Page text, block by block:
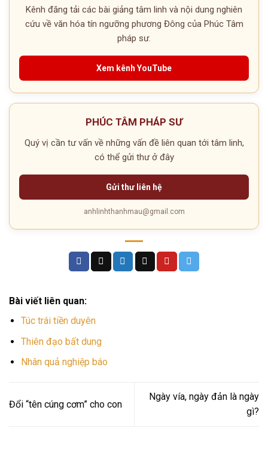
Kênh đăng tải các bài giảng tâm linh và nội dung nghiên
cứu về văn hóa tín ngưỡng phương Đông của Phúc Tâm
pháp sư.
Xem kênh YouTube
PHÚC TÂM PHÁP SƯ
Quý vị cần tư vấn về những vấn đề liên quan tới tâm linh,
có thể gửi thư ở đây
Gửi thư liên hệ
anhlinhthanhmau@gmail.com
Bài viết liên quan:
Túc trái tiền duyên
Thiên đạo bất dung
Nhân quả nghiệp báo
Đổi “tên cúng cơm” cho con
Ngày vía, ngày đản là ngày
gì?